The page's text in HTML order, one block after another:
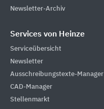
Newsletter-Archiv
Services von Heinze
Serviceübersicht
Newsletter
Ausschreibungstexte-Manager
CAD-Manager
Stellenmarkt